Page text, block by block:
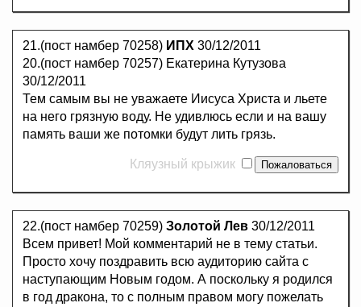
21.(пост намбер 70258) ИПХ 30/12/2011
20.(пост намбер 70257) Екатерина Кутузова
30/12/2011
Тем самым вы не уважаете Иисуса Христа и льете
на него грязную воду. Не удивлюсь если и на вашу
память ваши же потомки будут лить грязь.
Кляузный крыжик
22.(пост намбер 70259) Золотой Лев 30/12/2011
Всем привет! Мой комментарий не в тему статьи.
Просто хочу поздравить всю аудиторию сайта с
наступающим Новым годом. А поскольку я родился
в год дракона, то с полным правом могу пожелать